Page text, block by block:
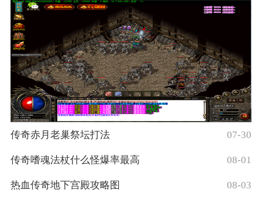
传奇赤月老巢祭坛打法 07-30
传奇嗜魂法杖什么怪爆率最高 08-01
热血传奇地下宫殿攻略图 08-03